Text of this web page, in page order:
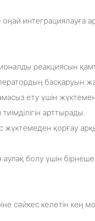
интеграциялауға
реакциясын
басқаруын
ету үшін
арттырады.
жүктемеден қорғау
болу үшін
сәйкес келетін кең